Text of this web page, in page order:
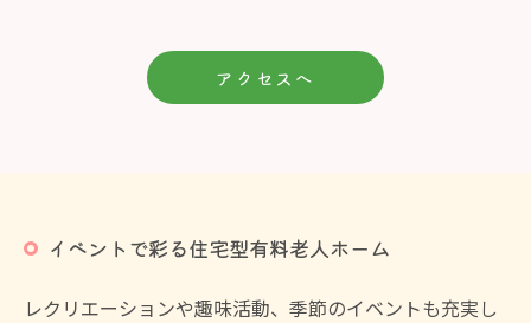
アクセスへ
イベントで彩る住宅型有料老人ホーム
レクリエーションや趣味活動、季節のイベントも充実し